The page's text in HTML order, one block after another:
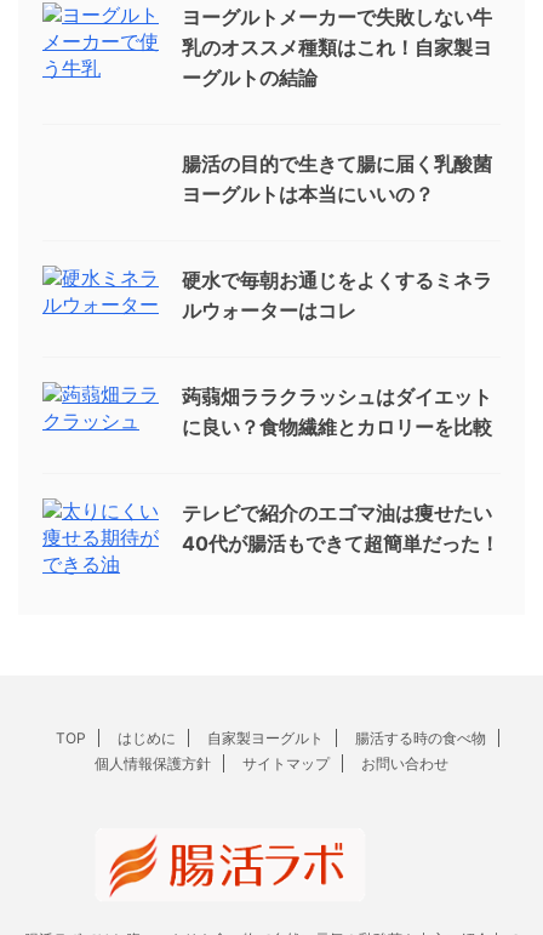
ヨーグルトメーカーで失敗しない牛
乳のオススメ種類はこれ！自家製ヨ
ーグルトの結論
腸活の目的で生きて腸に届く乳酸菌
ヨーグルトは本当にいいの？
硬水で毎朝お通じをよくするミネラ
ルウォーターはコレ
蒟蒻畑ララクラッシュはダイエット
に良い？食物繊維とカロリーを比較
テレビで紹介のエゴマ油は痩せたい
40代が腸活もできて超簡単だった！
TOP はじめに 自家製ヨーグルト
腸活する時の食べ物
個人情報保護方針
サイトマップ お問い合わせ